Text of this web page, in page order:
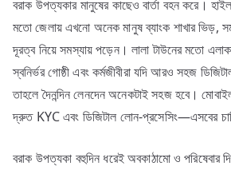
বরাক উপত্যকার মানুষের কাছেও বার্তা বহন করে।
মতো জেলায় এখনো অনেক মানুষ ব্যাংক শাখার ভিড়,
দূরত্ব নিয়ে সমস্যায় পড়েন। লালা টাউনের মতো
স্বনির্ভর গোষ্ঠী এবং কর্মজীবীরা যদি আরও সহজ
তাহলে দৈনন্দিন লেনদেন অনেকটাই সহজ হবে।
দ্রুত KYC এবং ডিজিটাল লোন-প্রসেসিং—এসবের
বরাক উপত্যকা বহুদিন ধরেই অবকাঠামো ও পরিষেবার